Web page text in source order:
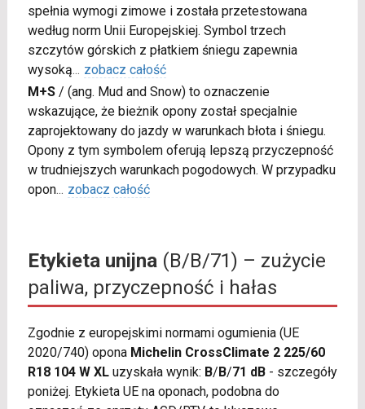
spełnia wymogi zimowe i została przetestowana
według norm Unii Europejskiej. Symbol trzech
szczytów górskich z płatkiem śniegu zapewnia
wysoką... zobacz całość
M+S/ (ang. Mud and Snow) to oznaczenie
wskazujące, że bieżnik opony został specjalnie
zaprojektowany do jazdy w warunkach błota i śniegu.
Opony z tym symbolem oferują lepszą przyczepność
w trudniejszych warunkach pogodowych. W przypadku
opon... zobacz całość
Etykieta unijna(B/B/71) – zużycie
paliwa, przyczepność i hałas
Zgodnie z europejskimi normami ogumienia (UE
2020/740) opona Michelin CrossClimate 2 225/60
R18 104 W XLuzyskała wynik: B/B/71 dB- szczegóły
poniżej. Etykieta UE na oponach, podobna do